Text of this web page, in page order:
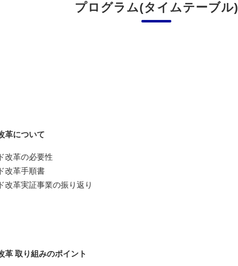
プログラム(タイムテーブル)
革について
改革の必要性
改革手順書
改革実証事業の振り返り
革 取り組みのポイント